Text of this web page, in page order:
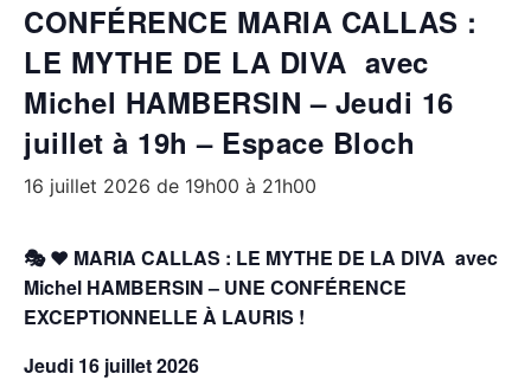
CONFÉRENCE MARIA CALLAS :
LE MYTHE DE LA DIVA avec
Michel HAMBERSIN – Jeudi 16
juillet à 19h – Espace Bloch
16 juillet 2026 de 19h00 à 21h00
🎭 ❤️ MARIA CALLAS : LE MYTHE DE LA DIVA avec
Michel HAMBERSIN – UNE CONFÉRENCE
EXCEPTIONNELLE À LAURIS !
Jeudi 16 juillet 2026